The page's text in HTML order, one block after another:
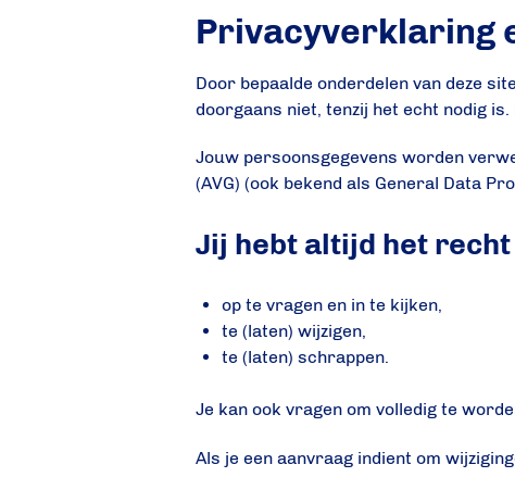
Privacyverklaring
Door bepaalde onderdelen van deze
doorgaans niet, tenzij het echt nodig
Jouw persoonsgegevens worden
(AVG) (ook bekend als General Data
Jij hebt altijd het
op te vragen en in te kijken,
te (laten) wijzigen,
te (laten) schrappen.
Je kan ook vragen om volledig te
Als je een aanvraag indient om